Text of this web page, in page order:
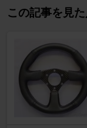
この記事を見